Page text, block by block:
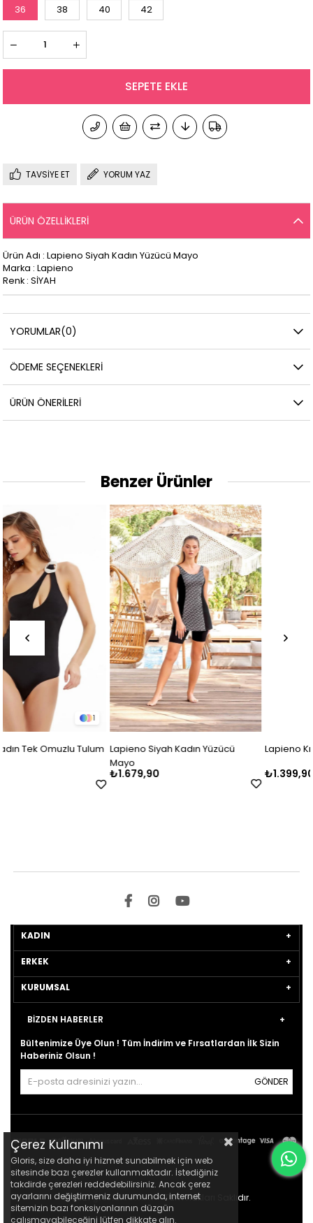
36 38 40 42
TAVSIYE ET YORUM YAZ
ÜRÜN ÖZELLIKLERI
Ürün Adı : Lapieno Siyah Kadın Yüzücü Mayo
Marka : Lapieno
Renk : SİYAH
YORUMLAR(0)
ÖDEME SEÇENEKLERI
ÜRÜN ÖNERILERI
Benzer Ürünler
Lapieno Siyah Kadın Yüzücü
Lapieno Krem Kadın Mayo
KADIN
ERKEK
KURUMSAL
BİZDEN HABERLER
Bültenimize Üye Olun ! Tüm İndirim ve Fırsatlardan İlk Sizin
Haberiniz Olsun !
GÖNDER
© 2021gloris.com.tr- Tüm Hakları Saklıdır.
Çerez Kullanımı
Gloris, size daha iyi hizmet sunabilmek için web
sitesinde bazı çerezler kullanmaktadır. İstediğiniz
takdirde çerezleri reddedebilirsiniz. Ancak çerez
ayarlarını değiştirmeniz durumunda, internet
sitemizin bazı fonksiyonlarının düzgün
çalışmayabileceğini lütfen dikkate alın.